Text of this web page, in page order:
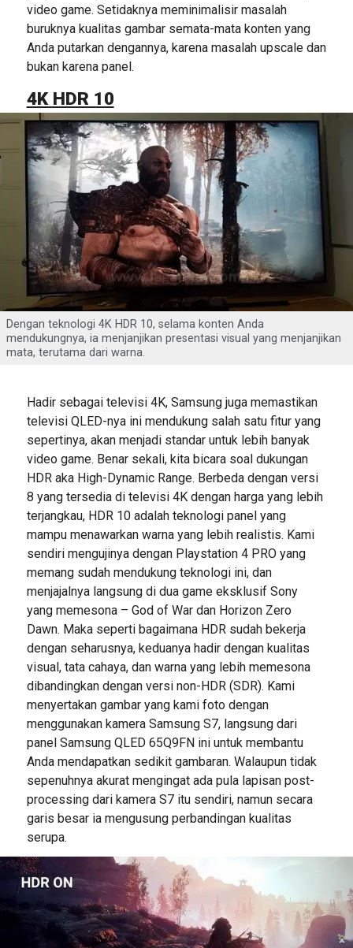
video game. Setidaknya meminimalisir masalah
buruknya kualitas gambar semata-mata konten yang
Anda putarkan dengannya, karena masalah upscale dan
bukan karena panel.
4K HDR 10
Dengan teknologi 4K HDR 10, selama konten Anda
mendukungnya, ia menjanjikan presentasi visual yang menjanjikan
mata, terutama dari warna.
Hadir sebagai televisi 4K, Samsung juga memastikan
televisi QLED-nya ini mendukung salah satu fitur yang
sepertinya, akan menjadi standar untuk lebih banyak
video game. Benar sekali, kita bicara soal dukungan
HDR aka High-Dynamic Range. Berbeda dengan versi
8 yang tersedia di televisi 4K dengan harga yang lebih
terjangkau, HDR 10 adalah teknologi panel yang
mampu menawarkan warna yang lebih realistis. Kami
sendiri mengujinya dengan Playstation 4 PRO yang
memang sudah mendukung teknologi ini, dan
menjajalnya langsung di dua game eksklusif Sony
yang memesona – God of War dan Horizon Zero
Dawn. Maka seperti bagaimana HDR sudah bekerja
dengan seharusnya, keduanya hadir dengan kualitas
visual, tata cahaya, dan warna yang lebih memesona
dibandingkan dengan versi non-HDR (SDR). Kami
menyertakan gambar yang kami foto dengan
menggunakan kamera Samsung S7, langsung dari
panel Samsung QLED 65Q9FN ini untuk membantu
Anda mendapatkan sedikit gambaran. Walaupun tidak
sepenuhnya akurat mengingat ada pula lapisan post-
processing dari kamera S7 itu sendiri, namun secara
garis besar ia mengusung perbandingan kualitas
serupa.